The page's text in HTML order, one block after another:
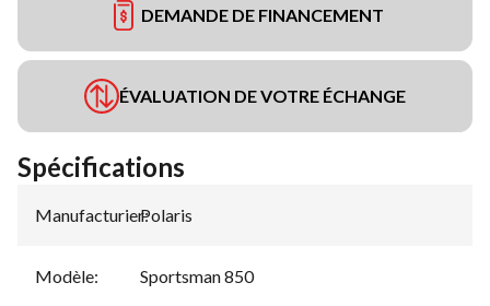
DEMANDE DE FINANCEMENT
ÉVALUATION DE VOTRE ÉCHANGE
Spécifications
Manufacturier:
Polaris
Modèle: Sportsman 850